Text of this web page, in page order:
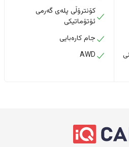
کۆنترۆڵی پلەی گەرمی
ئۆتۆماتیکی
جام کارەبایی
AWD